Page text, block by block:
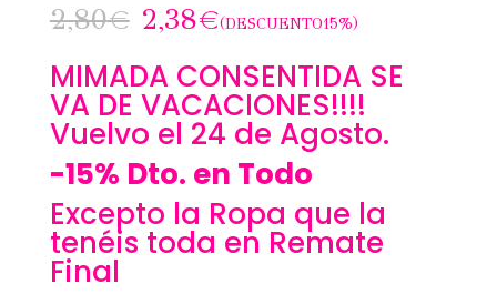
2,80€ 2,38€(DESCUENTO15%)
MIMADA CONSENTIDA SE
VA DE VACACIONES!!!!
Vuelvo el 24 de Agosto.
-15% Dto. en Todo
Excepto la Ropa que la
tenéis toda en Remate
Final